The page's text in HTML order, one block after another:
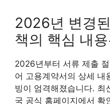
2026년 변경
책의 핵심 내
2026년부터 서류 제출
어 고용계약서의 상세 내
빙이 엄격해졌습니다. 최
국 공식 홈페이지에서 확